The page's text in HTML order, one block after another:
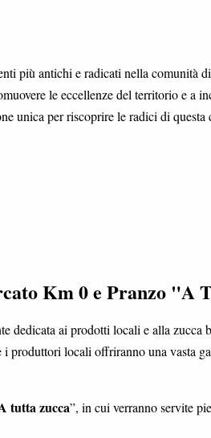
più antichi e radicati nella comunità
le eccellenze del territorio e a
unica per riscoprire le radici di
Km 0 e Pranzo "A
dedicata ai prodotti locali e alla
i produttori locali offriranno una vasta
tutta zucca”, in cui verranno servite